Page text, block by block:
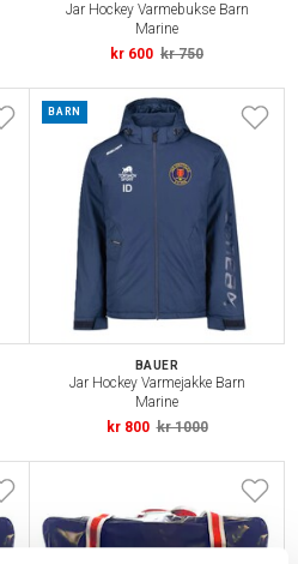
Jar Hockey Varmebukse Barn
Marine
kr 600 kr 750
BARN
BAUER
Jar Hockey Varmejakke Barn
Marine
kr 800 kr 1000